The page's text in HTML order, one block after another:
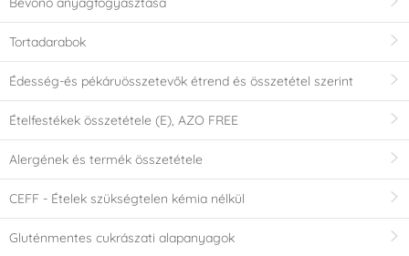
Tortadarabok
Édesség-és pékáruösszetevők étrend és összetétel szerint
Ételfestékek összetétele (E), AZO FREE
Alergének és termék összetétele
CEFF - Ételek szükségtelen kémia nélkül
Gluténmentes cukrászati alapanyagok